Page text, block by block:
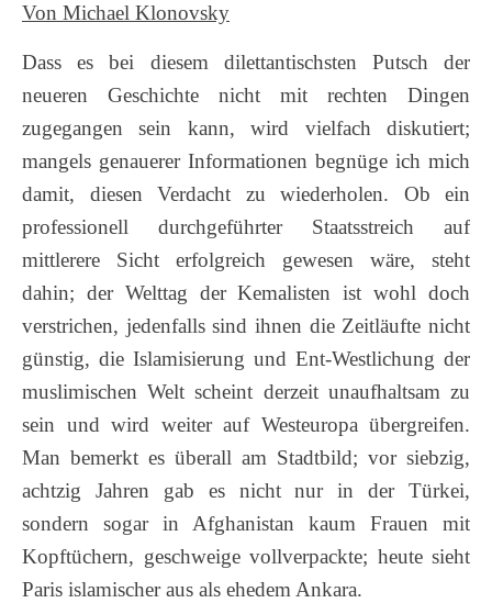
Von Michael Klonovsky
Dass es bei diesem dilettantischsten Putsch der
neueren Geschichte nicht mit rechten Dingen
zugegangen sein kann, wird vielfach diskutiert;
mangels genauerer Informationen begnüge ich mich
damit, diesen Verdacht zu wiederholen. Ob ein
professionell durchgeführter Staatsstreich auf
mittlerere Sicht erfolgreich gewesen wäre, steht
dahin; der Welttag der Kemalisten ist wohl doch
verstrichen, jedenfalls sind ihnen die Zeitläufte nicht
günstig, die Islamisierung und Ent-Westlichung der
muslimischen Welt scheint derzeit unaufhaltsam zu
sein und wird weiter auf Westeuropa übergreifen.
Man bemerkt es überall am Stadtbild; vor siebzig,
achtzig Jahren gab es nicht nur in der Türkei,
sondern sogar in Afghanistan kaum Frauen mit
Kopftüchern, geschweige vollverpackte; heute sieht
Paris islamischer aus als ehedem Ankara.